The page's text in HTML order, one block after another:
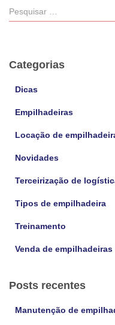
P
e
u
Categorias
Dicas
Empilhadeiras
Locação de
Novidades
Terceirização de
Tipos de empilhadeira
Treinamento
Venda de empilhadeiras
Posts recentes
Manutenção de